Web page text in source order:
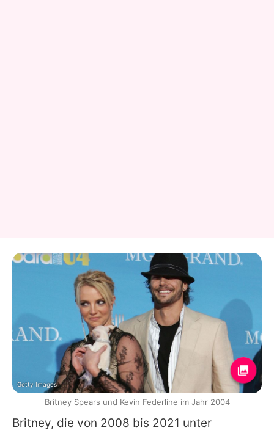
Britney, die von 2008 bis 2021 unter
Getty Images
Britney Spears und Kevin Federline im Jahr 2004